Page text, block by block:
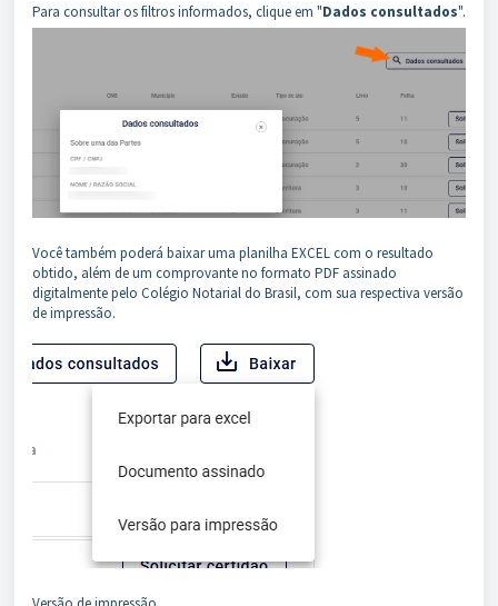
Para consultar os filtros informados, clique em "Dados consultados".
Você também poderá baixar uma planilha EXCEL com o resultado
obtido, além de um comprovante no formato PDF assinado
digitalmente pelo Colégio Notarial do Brasil, com sua respectiva versão
de impressão.